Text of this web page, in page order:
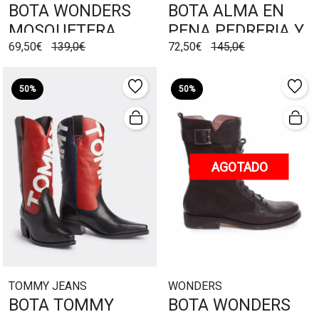
BOTA WONDERS
MOSQUETERA
TACON
69,50€ 139,0€
BOTA ALMA EN
PENA PEDRERIA Y
HEBILLA
72,50€ 145,0€
50%
TOMMY JEANS
BOTA TOMMY
50%
AGOTADO
WONDERS
BOTA WONDERS